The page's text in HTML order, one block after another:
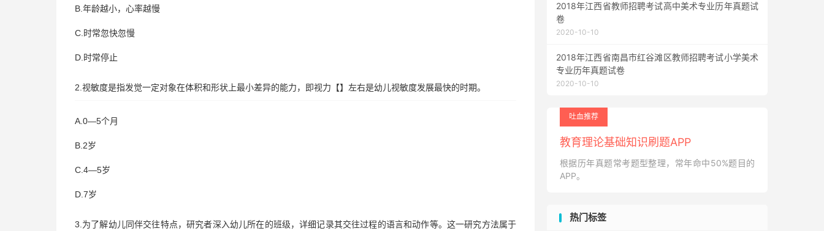
B.年龄越小，心率越慢
C.时常忽快忽慢
D.时常停止
2.视敏度是指发觉一定对象在体积和形状上最小差异的能力，即视力【】左右是幼儿视敏度发展最快的时期。
A.0—5个月
B.2岁
C.4—5岁
D.7岁
3.为了解幼儿同伴交往特点，研究者深入幼儿所在的班级，详细记录其交往过程的语言和动作等。这一研究方法属于
2018年江西省教师招聘考试高中美术专业历年真题试
卷
2020-10-10
2018年江西省南昌市红谷滩区教师招聘考试小学美术
专业历年真题试卷
2020-10-10
吐血推荐
教育理论基础知识刷题APP
根据历年真题常考题型整理，常年命中50%题目的
APP。
热门标签